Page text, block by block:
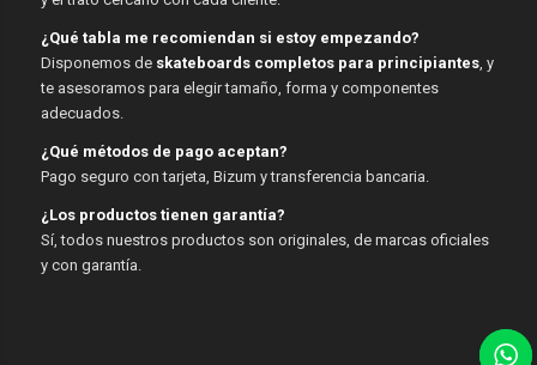
¿Qué tabla me recomiendan si estoy empezando?
Disponemos de skateboards completos para principiantes, y
te asesoramos para elegir tamaño, forma y componentes
adecuados.
¿Qué métodos de pago aceptan?
Pago seguro con tarjeta, Bizum y transferencia bancaria.
¿Los productos tienen garantía?
Sí, todos nuestros productos son originales, de marcas oficiales
y con garantía.